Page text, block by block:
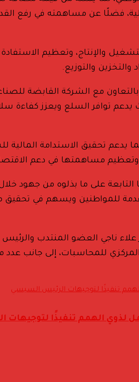
فضلًا عن مساهمته في رفع
والإنتاج، وتعظيم
والتوزيع.
مع الشركة القابضة
توافر السلع ويعزز كفاءة
تحقيق الاستدامة المالية
وتعظيم مساهمتها في دعم
على ما بذلوه من جهود خلال
للمواطنين ويسهم في
ناجي العضو المنتدب
للمحاسبات، إلى جانب عدد
لذوي الهمم تنفيذًا لتوجيهات